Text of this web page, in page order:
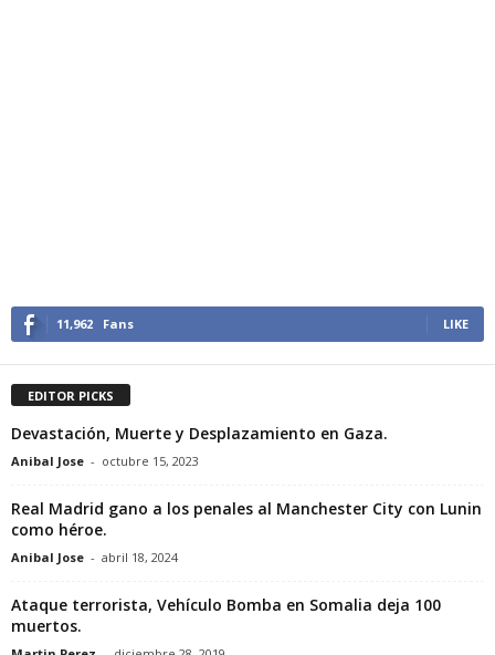
11,962 Fans LIKE
EDITOR PICKS
Devastación, Muerte y Desplazamiento en Gaza.
Anibal Jose - octubre 15, 2023
Real Madrid gano a los penales al Manchester City con Lunin
como héroe.
Anibal Jose - abril 18, 2024
Ataque terrorista, Vehículo Bomba en Somalia deja 100
muertos.